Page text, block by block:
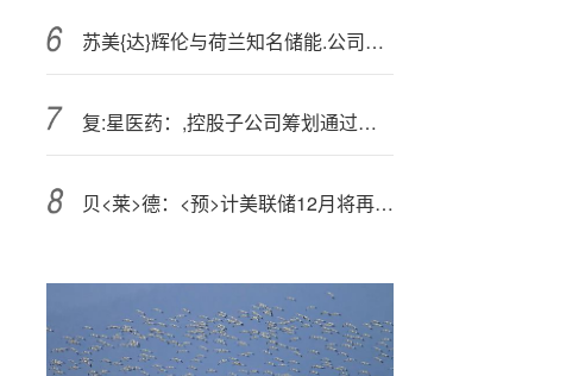
苏美{达}辉伦与荷兰知名储能.公司共同开启欧洲储能新篇章
复:星医药：,控股子公司筹划通过专项基金出售上海克隆100%股权
贝<莱>德：<预>计美联储12月将再次降息 继续保持风险偏好立场